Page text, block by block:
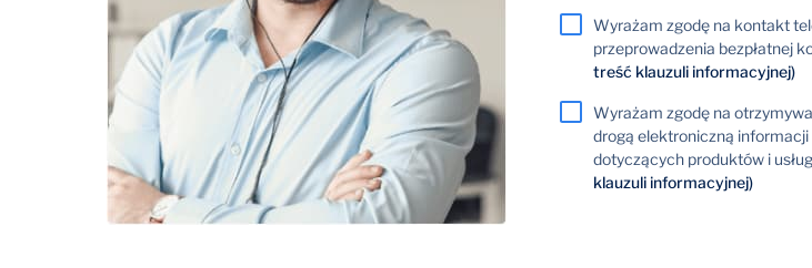
Wyrażam zgodę na kontakt
przeprowadzenia bezpłatnej
treść klauzuli informacyjnej)
Wyrażam zgodę na
drogą elektroniczną
dotyczących produktów i usług
klauzuli informacyjnej)